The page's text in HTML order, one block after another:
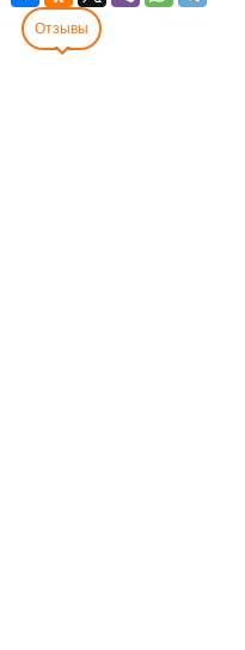
Отзывы